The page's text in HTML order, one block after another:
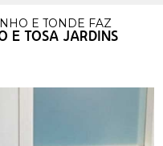
E TOSA DE
ONDE FAZ
E TOSA JARDINS